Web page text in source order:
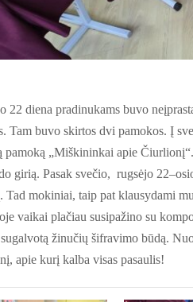
22 diena pradinukams buvo
Tam buvo skirtos dvi pamokos. Į
pamoką „Miškininkai apie
girią. Pasak svečio, rugsėjo 22–
Tad mokiniai, taip pat klausydami
vaikai plačiau susipažino su
žinučių šifravimo būdą.
apie kurį kalba visas pasaulis!